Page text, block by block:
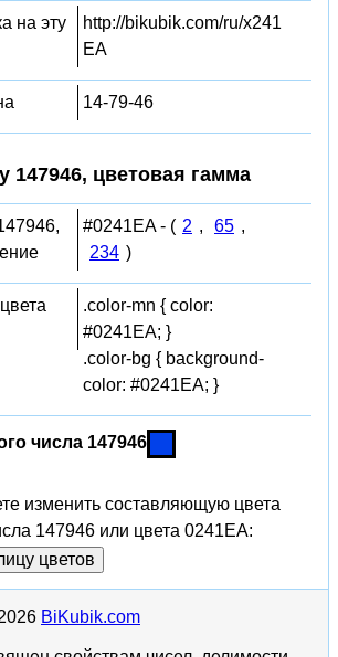
на эту
http://bikubik.com/ru/x241
EA
14-79-46
147946, цветовая гамма
#0241EA - ( 2 , 65 ,
234 )
.color-mn { color:
#0241EA; }
.color-bg { background-
color: #0241EA; }
числа 147946
изменить составляющую цвета
147946 или цвета 0241EA:
цветов
BiKubik.com